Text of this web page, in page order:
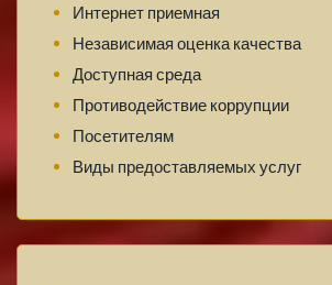
Интернет приемная
Независимая оценка качества
Доступная среда
Противодействие коррупции
Посетителям
Виды предоставляемых услуг